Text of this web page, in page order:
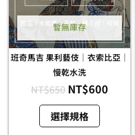
暫無庫存
班奇馬吉 果利藝伎｜衣索比亞｜
慢乾水洗
NT$650 NT$600
選擇規格
種
式。
可
產
品
面